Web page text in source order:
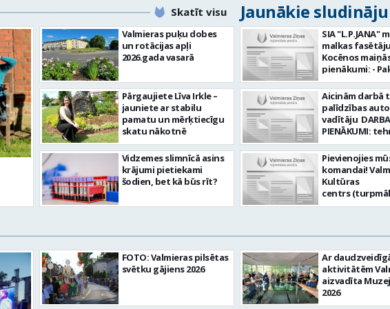
Skatīt visu Jaunākie
Valmieras puķu dobes
un rotācijas apļi
2026.gada vasarā
Pārgaujiete Līva Irkle –
jauniete ar stabilu
pamatu un mērķtiecīgu
skatu nākotnē
Vidzemes slimnīcā asins
krājumi pietiekami
šodien, bet kā būs rīt?
SIA "L.P.JANA"
malkas
Kocēnos maiņās.
pienākumi: -
kamīnmalku,
darba
Marķēt un
gatavo
Rūpēties par
darba vietā Prasības
kandidātiem: -
fiziskā izturība
Precizitāte un
Prasme un
komandā Uzņēmums
EUR 1200
laikā izmaksātu
Profesionālus
atbalstošus
Lūgums CV sūtīt
pastu:
Aicinām darbā
palīdzības
vadītāju DARBA
PIENĀKUMI:
palīdzības
evakuācija
remonts
profesionālā
vispārējā vidējā
DE, CE
vadītāja
Pievienojies
komandai!
Kultūras
centrs
Iestāde) aicina
nenoteiktu
vietas adrese:
10, Valmiera Ja Tev ir
vēlme:
skaņas un
iekārtu un to
FOTO: Valmieras pilsētas
svētku gājiens 2026
Ar
aktivitātēm
aizvadīta
2026